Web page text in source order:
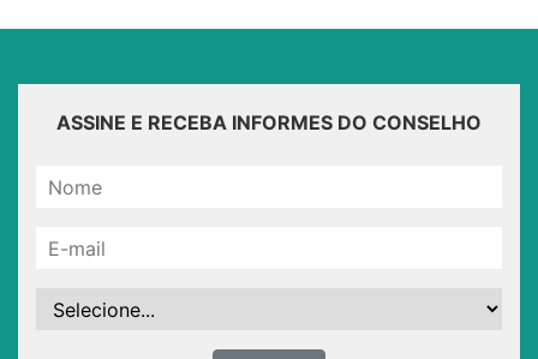
ASSINE E RECEBA INFORMES DO CONSELHO